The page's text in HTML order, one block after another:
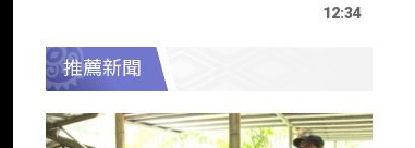
12:34
推薦新聞